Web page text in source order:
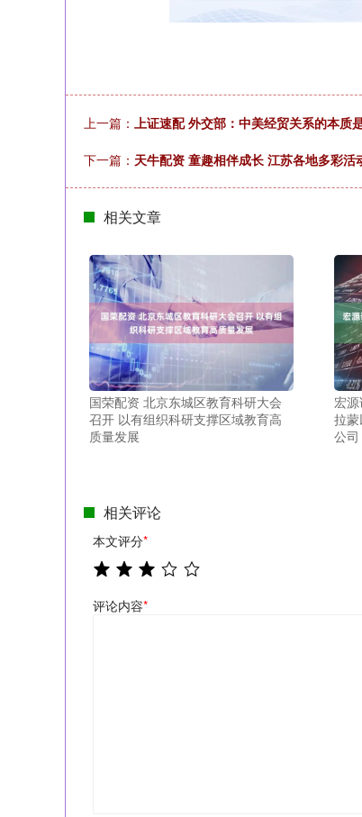
上一篇： 上证速配 外交部：中美经贸关系的本质
下一篇： 天牛配资 童趣相伴成长 江苏各地多彩活
相关文章
国荣配资 北京东城区教育科研大会
召开 以有组织科研支撑区域教育高
质量发展
宏
拉
公司
相关评论
本文评分*
评论内容*